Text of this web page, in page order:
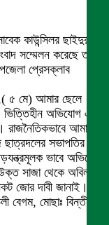
কাউন্সিলর ছাইদুর
সম্মেলন করেছে তার
প্রেসক্লাব
৫ মে) আমার ছেলে
ভিত্তিহীন অভিযোগ এনে
আমার
সভাপতির
ভাবে অভিযোগ
সাজা থেকে অবিলম্বে
জোর দাবী জানাই।
বেগম, মোছাঃ বিন্তী